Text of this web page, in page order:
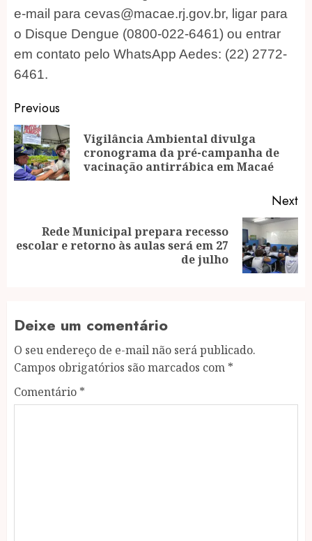
e-mail para cevas@macae.rj.gov.br, ligar para
o Disque Dengue (0800-022-6461) ou entrar
em contato pelo WhatsApp Aedes: (22) 2772-
6461.
Post
navigation
Previous
Vigilância Ambiental divulga
cronograma da pré-campanha de
vacinação antirrábica em Macaé
Next
Next
Rede Municipal prepara recesso
escolar e retorno às aulas será em 27
de julho
Deixe um comentário
O seu endereço de e-mail não será publicado.
Campos obrigatórios são marcados com *
Comentário *